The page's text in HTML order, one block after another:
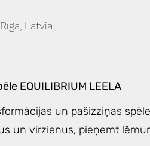
Latvia
EQUILIBRIUM LEELA
un pašizziņas
un virzienus, pieņemt